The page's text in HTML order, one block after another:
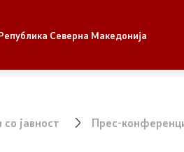
Северна Македонија
и програма
Владата
јавност Прес-